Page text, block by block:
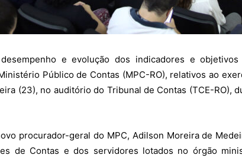
e evolução dos indicadores e
Público de Contas (MPC-RO), relativos ao
(23), no auditório do Tribunal de Contas (TCE-RO),
procurador-geral do MPC, Adilson Moreira de
de Contas e dos servidores lotados no órgão